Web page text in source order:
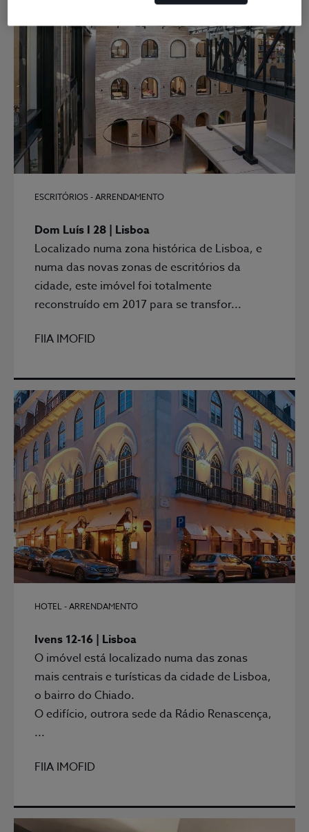
ESCRITÓRIOS - ARRENDAMENTO
Dom Luís I 28 | Lisboa
Localizado numa zona histórica de Lisboa, e
numa das novas zonas de escritórios da
cidade, este imóvel foi totalmente
reconstruído em 2017 para se transfor...
FIIA IMOFID
HOTEL - ARRENDAMENTO
Ivens 12-16 | Lisboa
O imóvel está localizado numa das zonas
mais centrais e turísticas da cidade de Lisboa,
o bairro do Chiado.
O edifício, outrora sede da Rádio Renascença,
...
FIIA IMOFID